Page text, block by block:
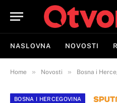
NASLOVNA NOVOSTI
Home » Novosti » Bosna i
BOSNA I HERCEGOVINA